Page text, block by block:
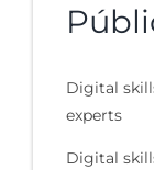
Digital
experts
Digital